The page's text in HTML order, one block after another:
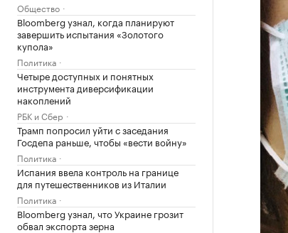
Общество
Bloomberg узнал, когда планируют
завершить испытания «Золотого
купола»
Политика
Четыре доступных и понятных
инструмента диверсификации
накоплений
РБК и Сбер
Трамп попросил уйти с заседания
Госдепа раньше, чтобы «вести войну»
Политика
Испания ввела контроль на границе
для путешественников из Италии
Политика
Bloomberg узнал, что Украине грозит
обвал экспорта зерна